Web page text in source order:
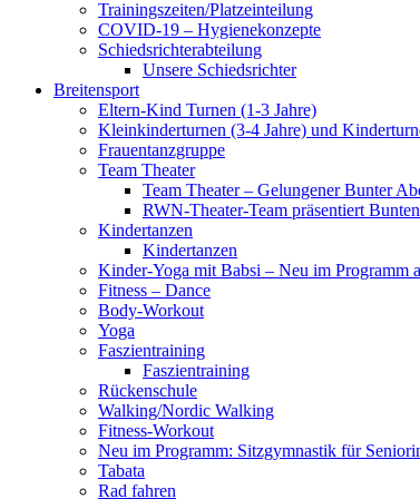
Trainingszeiten/Platzeinteilung
COVID-19 – Hygienekonzepte
Schiedsrichterabteilung
Unsere Schiedsrichter
Breitensport
Eltern-Kind Turnen (1-3 Jahre)
Kleinkinderturnen (3-4 Jahre) und
Frauentanzgruppe
Team Theater
Team Theater – Gelungener Bunter
RWN-Theater-Team präsentiert
Kindertanzen
Kindertanzen
Kinder-Yoga mit Babsi – Neu im Programm
Fitness – Dance
Body-Workout
Yoga
Faszientraining
Faszientraining
Rückenschule
Walking/Nordic Walking
Fitness-Workout
Neu im Programm: Sitzgymnastik für
Tabata
Rad fahren